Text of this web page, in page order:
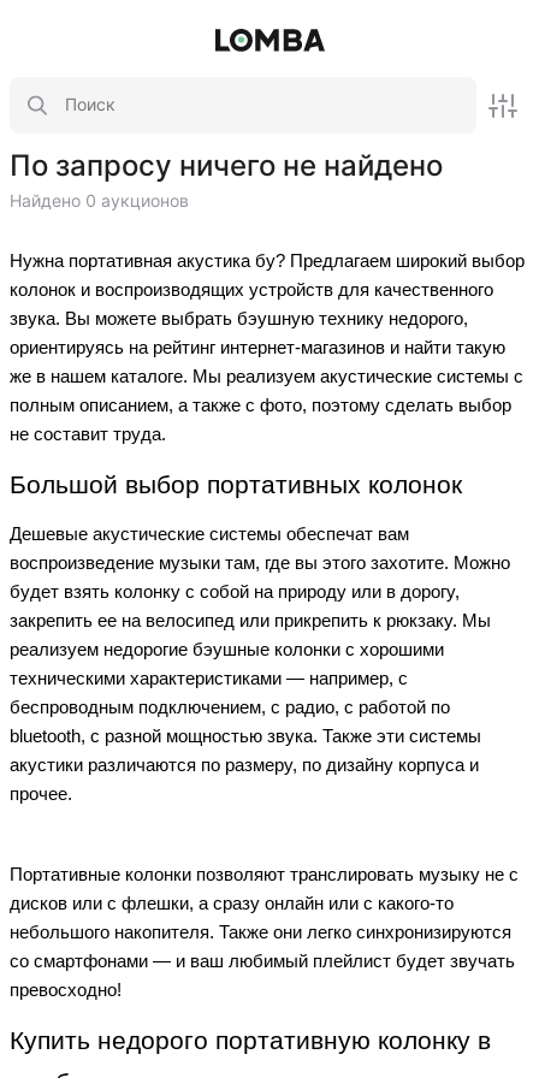
По запросу ничего не найдено
Найдено 0 аукционов
Нужна портативная акустика бу? Предлагаем широкий выбор
колонок и воспроизводящих устройств для качественного
звука. Вы можете выбрать бэушную технику недорого,
ориентируясь на рейтинг интернет-магазинов и найти такую
же в нашем каталоге. Мы реализуем акустические системы с
полным описанием, а также с фото, поэтому сделать выбор
не составит труда.
Большой выбор портативных колонок
Дешевые акустические системы обеспечат вам
воспроизведение музыки там, где вы этого захотите. Можно
будет взять колонку с собой на природу или в дорогу,
закрепить ее на велосипед или прикрепить к рюкзаку. Мы
реализуем недорогие бэушные колонки с хорошими
техническими характеристиками — например, с
беспроводным подключением, с радио, с работой по
bluetooth, с разной мощностью звука. Также эти системы
акустики различаются по размеру, по дизайну корпуса и
прочее.
Портативные колонки позволяют транслировать музыку не с
дисков или с флешки, а сразу онлайн или с какого-то
небольшого накопителя. Также они легко синхронизируются
со смартфонами — и ваш любимый плейлист будет звучать
превосходно!
Купить недорого портативную колонку в